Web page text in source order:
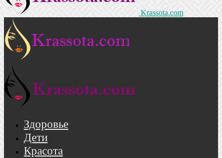
Krassota.com
Здоровье
Дети
Красота